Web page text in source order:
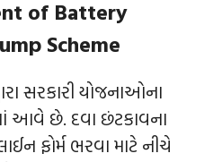
of Battery
Scheme
સરકારી યોજનાઓના
આવે છે. દવા છંટકાવના
ફોર્મ ભરવા માટે નીચે